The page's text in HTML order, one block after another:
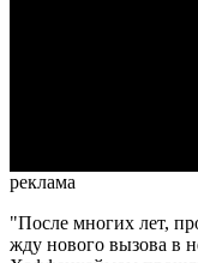
реклама
"После многих лет,
жду нового вызова в